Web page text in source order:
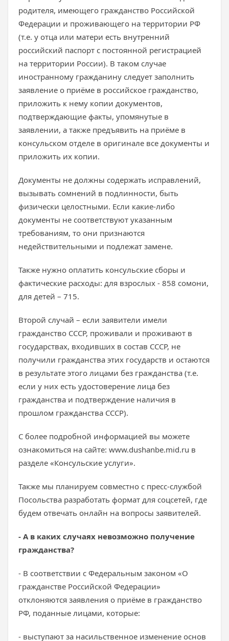
родителя, имеющего гражданство Российской
Федерации и проживающего на территории РФ
(т.е. у отца или матери есть внутренний
российский паспорт с постоянной регистрацией
на территории России). В таком случае
иностранному гражданину следует заполнить
заявление о приёме в российское гражданство,
приложить к нему копии документов,
подтверждающие факты, упомянутые в
заявлении, а также предъявить на приёме в
консульском отделе в оригинале все документы и
приложить их копии.
Документы не должны содержать исправлений,
вызывать сомнений в подлинности, быть
физически целостными. Если какие-либо
документы не соответствуют указанным
требованиям, то они признаются
недействительными и подлежат замене.
Также нужно оплатить консульские сборы и
фактические расходы: для взрослых - 858 сомони,
для детей – 715.
Второй случай – если заявители имели
гражданство СССР, проживали и проживают в
государствах, входивших в состав СССР, не
получили гражданства этих государств и остаются
в результате этого лицами без гражданства (т.е.
если у них есть удостоверение лица без
гражданства и подтверждение наличия в
прошлом гражданства СССР).
С более подробной информацией вы можете
ознакомиться на сайте: www.dushanbe.mid.ru в
разделе «Консульские услуги».
Также мы планируем совместно с пресс-службой
Посольства разработать формат для соцсетей, где
будем отвечать онлайн на вопросы заявителей.
- А в каких случаях невозможно получение
гражданства?
- В соответствии с Федеральным законом «О
гражданстве Российской Федерации»
отклоняются заявления о приёме в гражданство
РФ, поданные лицами, которые:
- выступают за насильственное изменение основ